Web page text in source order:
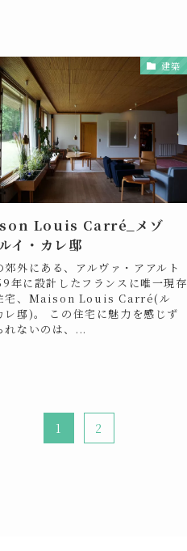
建築
Louis Carré_メゾ
イ・カレ邸
郊外にある、アルヴァ・アアルト
年に設計したフランスに唯一現存
宅、Maison Louis Carré(ル
レ邸)。 この住宅に魅力を感じず
れないのは、...
1 2